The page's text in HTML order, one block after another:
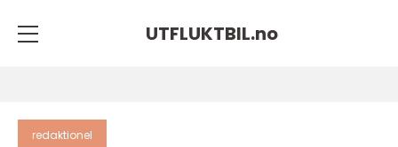
UTFLUKTBIL.no
redaktionel